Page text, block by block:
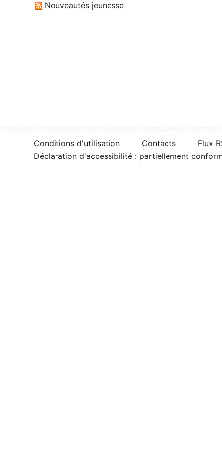
Nouveautés jeunesse
Conditions d'utilisation Contacts
Flux
Déclaration d'accessibilité : partiellement